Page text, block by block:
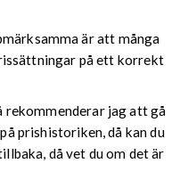
är att många
på ett korrekt
rekommenderar jag att gå
prishistoriken, då kan du
då vet du om det är